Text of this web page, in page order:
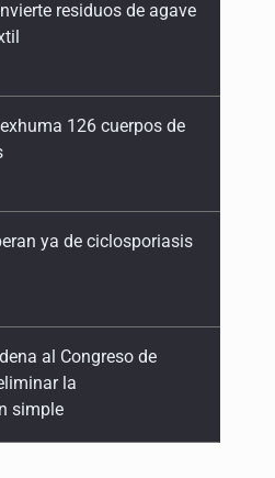
hablando
ley
Jalisco
carne de cañón
126 cuerpos de
ya de ciclosporiasis
al Congreso de
por agresión a ex
a agente por